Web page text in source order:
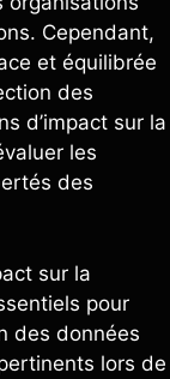
Cependant,
et équilibrée
des
d’impact sur la
les
des
sur la
pour
des données
lors de